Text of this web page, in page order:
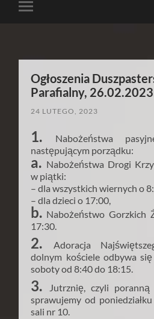
Toggle
Ogłoszenia
Parafialny,
24 LUTEGO, 2023
1.
Nabożeństwa
następującym porządku:
a. Nabożeństwa Drogi
w piątki:
– dla wszystkich wiernych o
– dla dzieci o 17:00,
b. Nabożeństwo
17:30.
2.
Adoracja
dolnym kościele odbywa
soboty od 8:40 do 18:15.
3.
Jutrznię, czyli poranną
sprawujemy od
sali nr 10.